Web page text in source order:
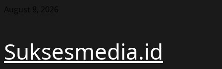
Skip
August 8, 2026
Suksesmedia.id